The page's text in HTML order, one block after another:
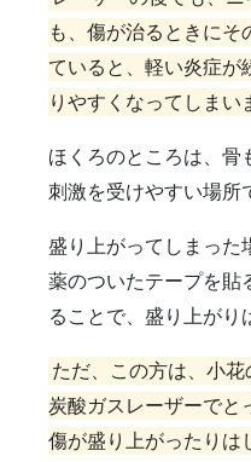
も、傷が治るときにそ
ていると、軽い炎症が
りやすくなってしまい
ほくろのところは、骨
刺激を受けやすい場所
盛り上がってしまった
薬のついたテープを貼
ることで、盛り上がり
ただ、この方は、小
炭酸ガスレーザーでと
傷が盛り上がったりは